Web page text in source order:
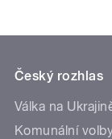
Český rozhlas
Válka na
Komunální